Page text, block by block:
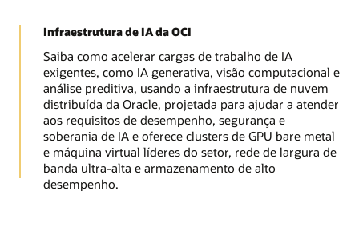
Infraestrutura de IA da OCI
Saiba como acelerar cargas de trabalho de IA
exigentes, como IA generativa, visão computacional e
análise preditiva, usando a infraestrutura de nuvem
distribuída da Oracle, projetada para ajudar a atender
aos requisitos de desempenho, segurança e
soberania de IA e oferece clusters de GPU bare metal
e máquina virtual líderes do setor, rede de largura de
banda ultra-alta e armazenamento de alto
desempenho.